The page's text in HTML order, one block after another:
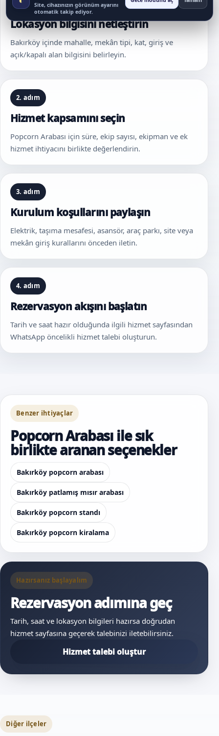
1. adım
Lokasyon bilgisini netleştirin
Bakırköy içinde mahalle, mekân tipi, kat, giriş ve
açık/kapalı alan bilgisini belirleyin.
2. adım
Hizmet kapsamını seçin
Popcorn Arabası için süre, ekip sayısı, ekipman ve ek
hizmet ihtiyacını birlikte değerlendirin.
3. adım
Kurulum koşullarını paylaşın
Elektrik, taşıma mesafesi, asansör, araç parkı, site veya
mekân giriş kurallarını önceden iletin.
4. adım
Rezervasyon akışını başlatın
Tarih ve saat hazır olduğunda ilgili hizmet sayfasından
WhatsApp öncelikli hizmet talebi oluşturun.
Benzer ihtiyaçlar
Popcorn Arabası ile sık
birlikte aranan seçenekler
Bakırköy popcorn arabası
Bakırköy patlamış mısır arabası
Bakırköy popcorn standı
Bakırköy popcorn kiralama
Hazırsanız başlayalım
Rezervasyon adımına geç
Tarih, saat ve lokasyon bilgileri hazırsa doğrudan
hizmet sayfasına geçerek talebinizi iletebilirsiniz.
Hizmet talebi oluştur
Diğer ilçeler
Site, cihazınızın görünüm ayarını
otomatik takip ediyor.